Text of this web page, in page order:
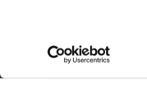
Nurmikartanontie
Katso sijainti kartalla